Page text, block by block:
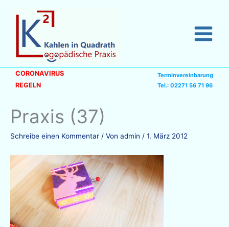
springen
CORONAVIRUS
REGELN
Terminvereinbarung
Tel.: 02271 56 71 96
Praxis (37)
Schreibe einen Kommentar / Von admin / 1. März 2012